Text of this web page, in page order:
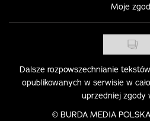
Moje
Dalsze rozpowszechnianie
opublikowanych w serwisie w
uprzedniej zgody
© BURDA MEDIA